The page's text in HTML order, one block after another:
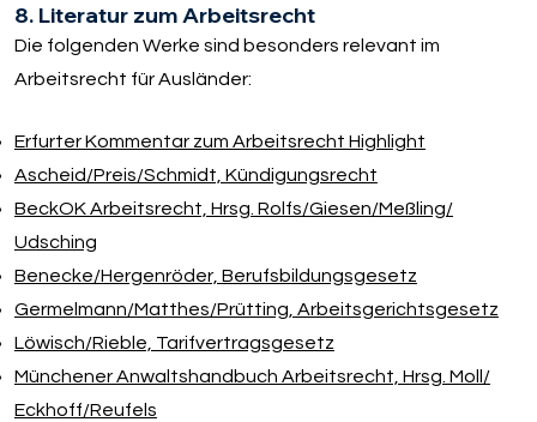
8. Literatur zum Arbeitsrecht
Die folgenden Werke sind besonders relevant im
Arbeitsrecht für Ausländer:
Erfurter Kommentar zum Arbeitsrecht Highlight
Ascheid/​Preis/​Schmidt, Kündigungsrecht
BeckOK Arbeitsrecht, Hrsg. Rolfs/​Giesen/​Meßling/​
Udsching
Benecke/​Hergenröder, Berufsbildungsgesetz
Germelmann/​Matthes/​Prütting, Arbeitsgerichtsgesetz
Löwisch/​Rieble, Tarifvertragsgesetz
Münchener Anwaltshandbuch Arbeitsrecht, Hrsg. Moll/​
Eckhoff/​Reufels